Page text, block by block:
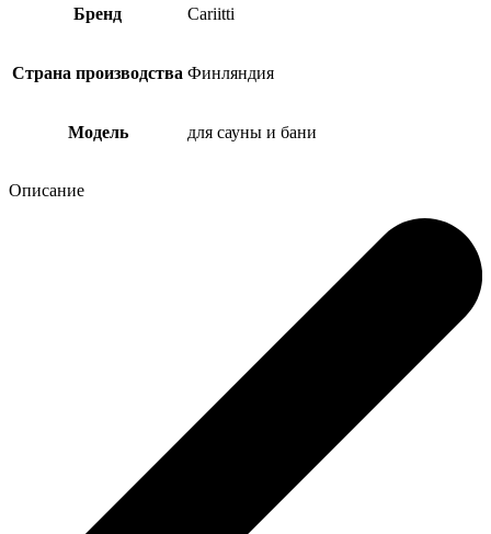
Бренд Cariitti
Страна производства Финляндия
Модель для сауны и бани
Описание